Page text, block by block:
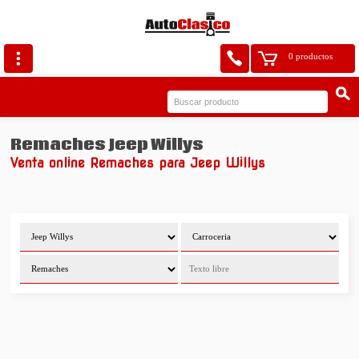
0 productos
Remaches Jeep Willys
Venta online Remaches para Jeep Willys